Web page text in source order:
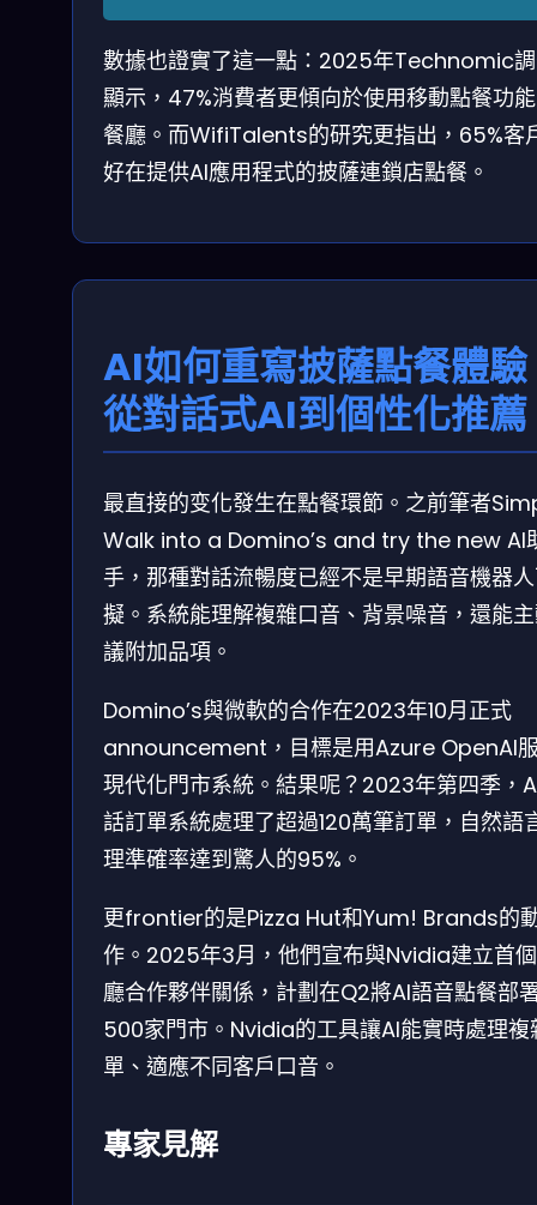
數據也證實了這一點：2025年Technomic
顯示，47%消費者更傾向於使用移動點餐功
餐廳。而WifiTalents的研究更指出，65%客
好在提供AI應用程式的披薩連鎖店點餐。
AI如何重寫披薩點餐體
從對話式AI到個性化推薦
最直接的变化發生在點餐環節。之前筆者
Walk into a Domino’s and try the new AI
手，那種對話流暢度已經不是早期語音機器
擬。系統能理解複雜口音、背景噪音，還能
議附加品項。
Domino’s與微軟的合作在2023年10月正式
announcement，目標是用Azure OpenAI
現代化門市系統。結果呢？2023年第四季，
話訂單系統處理了超過120萬筆訂單，自然語
理準確率達到驚人的95%。
更frontier的是Pizza Hut和Yum! Brands的
作。2025年3月，他們宣布與Nvidia建立首
廳合作夥伴關係，計劃在Q2將AI語音點餐部
500家門市。Nvidia的工具讓AI能實時處理複
單、適應不同客戶口音。
專家見解